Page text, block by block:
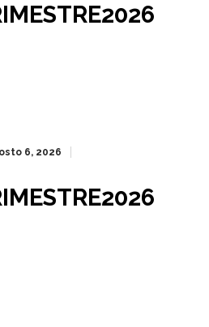
6, 2026